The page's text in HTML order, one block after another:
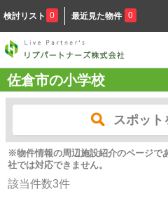
検討リスト 0 最近見た物件 0
佐倉市の小学校
スポット
※物件情報の周辺施設紹介のページで
社では対応できません。
該当件数3件